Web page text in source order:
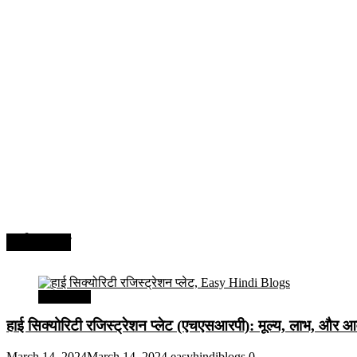
हाई सिक्योरिटी रजिस्ट्रेशन प्लेट (एचएसआरपी): मूल्य, लाभ,